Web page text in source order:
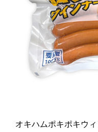
オキハムポキポキウ